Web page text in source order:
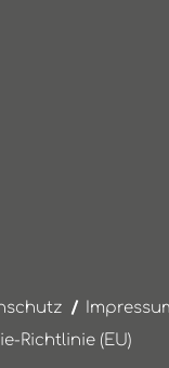
Richtlinie (EU)